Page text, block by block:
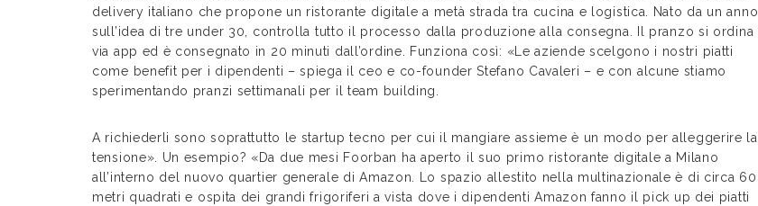
delivery italiano che propone un ristorante digitale a metà strada tra cucina e logistica. Nato da un anno,
sull’idea di tre under 30, controlla tutto il processo dalla produzione alla consegna. Il pranzo si ordina
via app ed è consegnato in 20 minuti dall’ordine. Funziona così: «Le aziende scelgono i nostri piatti
come benefit per i dipendenti – spiega il ceo e co-founder Stefano Cavaleri – e con alcune stiamo
sperimentando pranzi settimanali per il team building.
A richiederli sono soprattutto le startup tecno per cui il mangiare assieme è un modo per alleggerire la
tensione». Un esempio? «Da due mesi Foorban ha aperto il suo primo ristorante digitale a Milano
all’interno del nuovo quartier generale di Amazon. Lo spazio allestito nella multinazionale è di circa 60
metri quadrati e ospita dei grandi frigoriferi a vista dove i dipendenti Amazon fanno il pick up dei piatti